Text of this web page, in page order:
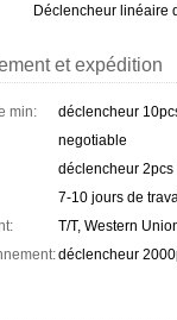
Déclencheur linéaire
et expédition
min:
déclencheur
negotiable
déclencheur
7-10 jours de
T/T, Western
déclencheur